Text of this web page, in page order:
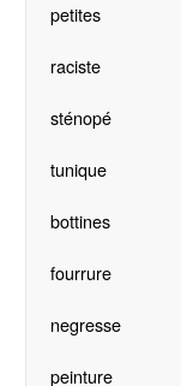
petites
raciste
sténopé
tunique
bottines
fourrure
negresse
peinture